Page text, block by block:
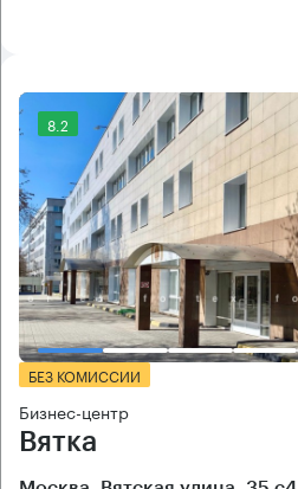
8.2
БЕЗ КОМИССИИ
Бизнес-центр
Вятка